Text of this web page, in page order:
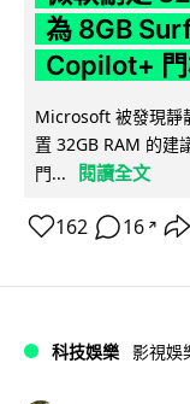
為 8GB
Copilot+ 門
Microsoft 被發現靜
置 32GB RAM 的建
門...
閱讀全文
162 16 ↗
科技娛樂 影視娛